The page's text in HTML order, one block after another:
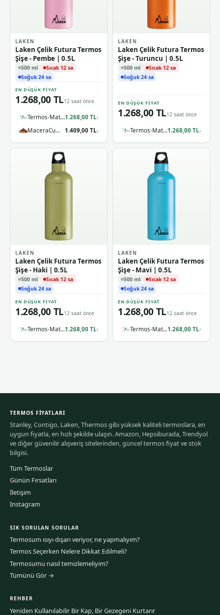
LAKEN
Laken Çelik Futura Termos
Şişe - Pembe | 0.5L
500 ml
Sıcak 12 sa
Soğuk 24 sa
EN DÜŞÜK FIYAT
1.268,00 TL12 saat önce
Termos-Matara.com1.268,00 TL›
MaceraCumhuriyeti 1.409,00 TL›
LAKEN
Laken Çelik Futura Termos
Şişe - Turuncu | 0.5L
500 ml
Sıcak 12 sa
Soğuk 24 sa
EN DÜŞÜK FIYAT
1.268,00 TL12 saat önce
Termos-Matara.com1.268,00 TL›
LAKEN
Laken Çelik Futura Termos
Şişe - Haki | 0.5L
500 ml
Sıcak 12 sa
Soğuk 24 sa
EN DÜŞÜK FIYAT
1.268,00 TL12 saat önce
Termos-Matara.com1.268,00 TL›
LAKEN
Laken Çelik Futura Termos
Şişe - Mavi | 0.5L
500 ml
Sıcak 12 sa
Soğuk 24 sa
EN DÜŞÜK FIYAT
1.268,00 TL12 saat önce
Termos-Matara.com1.268,00 TL›
TERMOS FIYATLARI
Stanley, Contigo, Laken, Thermos gibi yüksek kaliteli termoslara, en
uygun fiyatla, en hızlı şekilde ulaşın. Amazon, Hepsiburada, Trendyol
ve diğer güvenilir alışveriş sitelerinden, güncel termos fiyat ve stok
bilgisi.
Tüm Termoslar
Günün Fırsatları
İletişim
Instagram
SIK SORULAN SORULAR
Termosum ısıyı dışarı veriyor, ne yapmalıyım?
Termos Seçerken Nelere Dikkat Edilmeli?
Termosumu nasıl temizlemeliyim?
Tümünü Gör →
REHBER
Yeniden Kullanılabilir Bir Kap, Bir Gezegeni Kurtarır